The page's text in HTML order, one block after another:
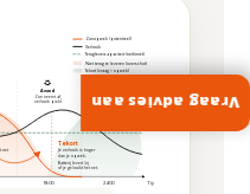
Zonopwek (potentieel)
Verbruik
Teruglevercapaciteit (netlimiet)
Niet terug te leveren (overschot)
Tekort (vraag > opwek)
Tijd
☼
Avond
Zon neemt af,
verbruik piekt
geen zon
net
Tekort
Je verbruik is hoger
dan je opwek.
Batterij levert bij
of je gebruikt het net.
18:00 24:00
Vraag advies aan